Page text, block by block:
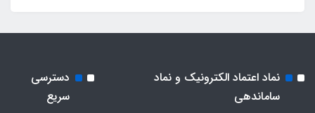
نماد اعتماد الکترونیک و نماد
ساماندهی
دسترسی
سریع